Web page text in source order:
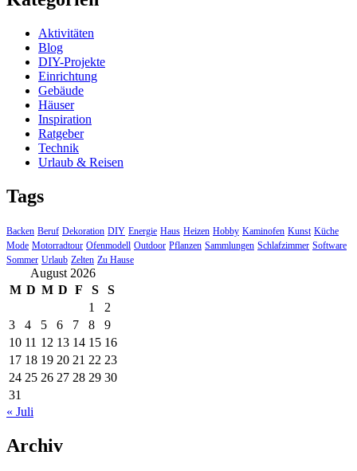
Aktivitäten
Blog
DIY-Projekte
Einrichtung
Gebäude
Häuser
Inspiration
Ratgeber
Technik
Urlaub & Reisen
Tags
Backen Beruf Dekoration DIY Energie Haus Heizen Hobby Kaminofen Kunst Küche
Mode Motorradtour Ofenmodell Outdoor Pflanzen Sammlungen Schlafzimmer Software
Sommer Urlaub Zelten Zu Hause
August 2026
M D M D F S
S
1
2
3
4 5 6 7 8
9
10 11 12 13 14 15 16
17 18 19 20 21 22 23
24 25 26 27 28 29 30
31
« Juli
Archiv